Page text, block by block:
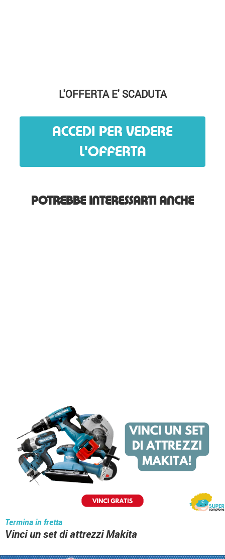
L'OFFERTA E' SCADUTA
ACCEDI PER VEDERE
L'OFFERTA
POTREBBE INTERESSARTI ANCHE
Termina in fretta
Vinci un set di attrezzi Makita